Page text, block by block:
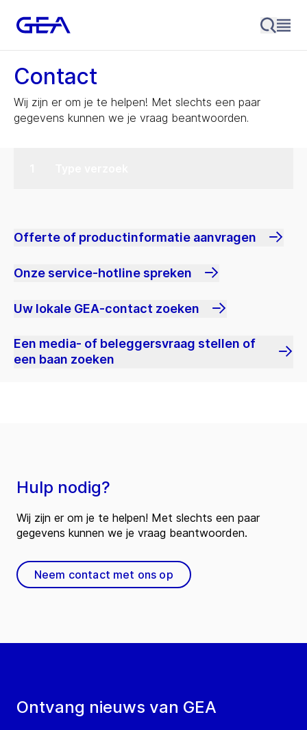
Contact
Wij zijn er om je te helpen! Met slechts een paar
gegevens kunnen we je vraag beantwoorden.
Offerte of productinformatie aanvragen
Onze service-hotline spreken
Uw lokale GEA-contact zoeken
Een media- of beleggersvraag stellen of
een baan zoeken
Ontvang nieuws van GEA
Hulp nodig?
Wij zijn er om je te helpen! Met slechts een paar
gegevens kunnen we je vraag beantwoorden.
Neem contact met ons op